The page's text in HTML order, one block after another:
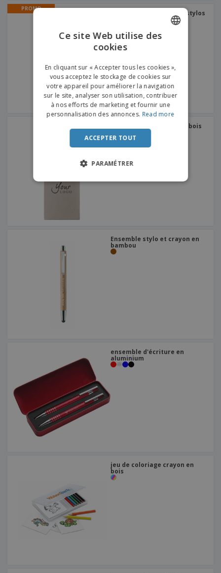
PROMO
Aluminium mat | Set de stylos
ensemble de crayons en bois
Ensemble stylo et crayon en
bambou
ensemble d'écriture en
aluminium
jeu de coloriage crayon en
bois
DUTCH
PORTUGUESE
SPANISH
ITALIAN
Ce site Web utilise des
cookies
En cliquant sur « Accepter tous les cookies »,
vous acceptez le stockage de cookies sur
votre appareil pour améliorer la navigation
sur le site, analyser son utilisation, contribuer
à nos efforts de marketing et fournir une
personnalisation des annonces. Read more
ACCEPTER TOUT
PARAMÉTRER